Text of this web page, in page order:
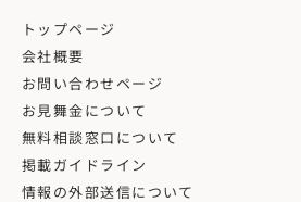
トップページ
会社概要
お問い合わせページ
お見舞金について
無料相談窓口について
掲載ガイドライン
情報の外部送信について